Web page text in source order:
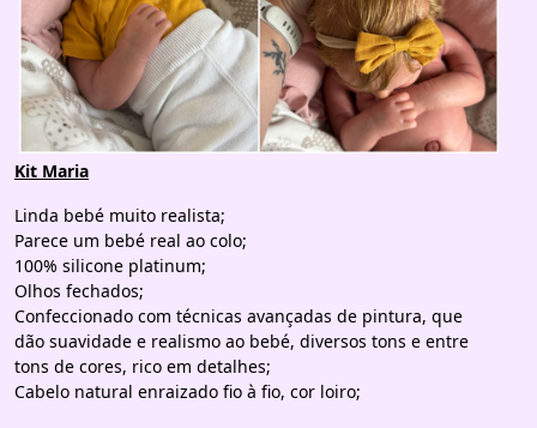
Kit Maria
Linda bebé muito realista;
Parece um bebé real ao colo;
100% silicone platinum;
Olhos fechados;
Confeccionado com técnicas avançadas de pintura, que
dão suavidade e realismo ao bebé, diversos tons e entre
tons de cores, rico em detalhes;
Cabelo natural enraizado fio à fio, cor loiro;